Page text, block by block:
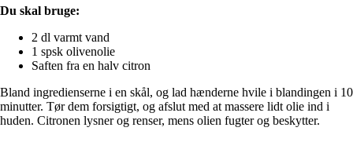
Du skal bruge:
2 dl varmt vand
1 spsk olivenolie
Saften fra en halv citron
Bland ingredienserne i en skål, og lad hænderne hvile i blandingen i 10
minutter. Tør dem forsigtigt, og afslut med at massere lidt olie ind i
huden. Citronen lysner og renser, mens olien fugter og beskytter.